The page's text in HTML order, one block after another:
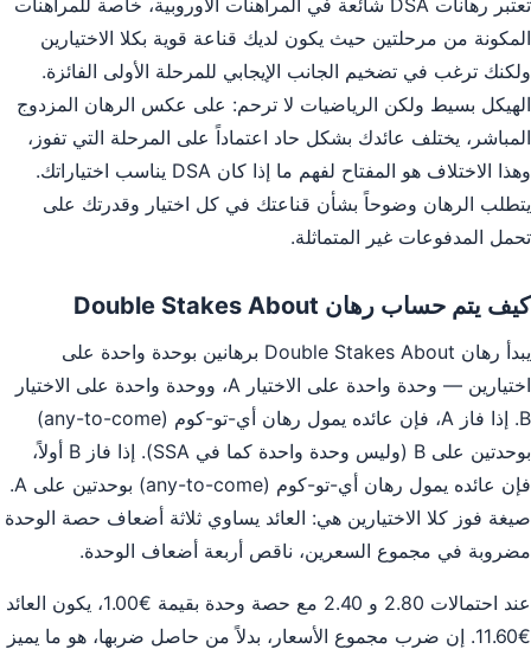
تعتبر رهانات DSA شائعة في المراهنات الأوروبية، خاصة للمراهنات
المكونة من مرحلتين حيث يكون لديك قناعة قوية بكلا الاختيارين
ولكنك ترغب في تضخيم الجانب الإيجابي للمرحلة الأولى الفائزة.
الهيكل بسيط ولكن الرياضيات لا ترحم: على عكس الرهان المزدوج
المباشر، يختلف عائدك بشكل حاد اعتماداً على المرحلة التي تفوز،
وهذا الاختلاف هو المفتاح لفهم ما إذا كان DSA يناسب اختياراتك.
يتطلب الرهان وضوحاً بشأن قناعتك في كل اختيار وقدرتك على
تحمل المدفوعات غير المتماثلة.
كيف يتم حساب رهان Double Stakes About
يبدأ رهان Double Stakes About برهانين بوحدة واحدة على
اختيارين — وحدة واحدة على الاختيار A، ووحدة واحدة على الاختيار
B. إذا فاز A، فإن عائده يمول رهان أي-تو-كوم (any-to-come)
بوحدتين على B (وليس وحدة واحدة كما في SSA). إذا فاز B أولاً،
فإن عائده يمول رهان أي-تو-كوم (any-to-come) بوحدتين على A.
صيغة فوز كلا الاختيارين هي: العائد يساوي ثلاثة أضعاف حصة الوحدة
مضروبة في مجموع السعرين، ناقص أربعة أضعاف الوحدة.
عند احتمالات 2.80 و 2.40 مع حصة وحدة بقيمة €1.00، يكون العائد
€11.60. إن ضرب مجموع الأسعار، بدلاً من حاصل ضربها، هو ما يميز